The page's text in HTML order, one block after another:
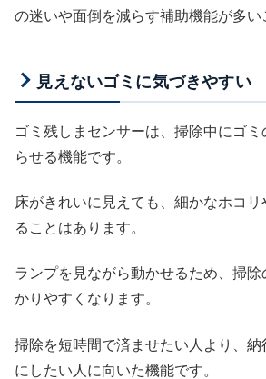
の迷いや面倒を減らす補助機能が多い
見えないゴミに気づきやすい
ゴミ残しまセンサーは、掃除中にゴ
らせる機能です。
床がきれいに見えても、細かなホコ
ることはあります。
ランプを見ながら動かせるため、掃
かりやすくなります。
掃除を短時間で済ませたい人より、
にしたい人に向いた機能です。